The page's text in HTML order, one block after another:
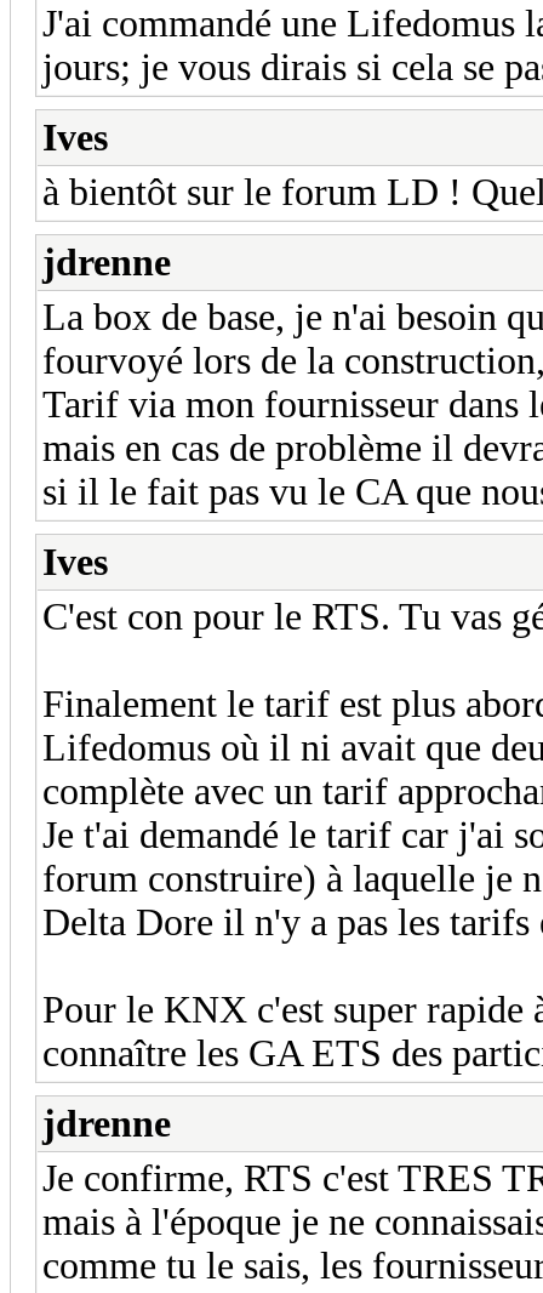
J'ai commandé une Lifedomus
jours; je vous dirais si cela se
Ives
à bientôt sur le forum LD !
jdrenne
La box de base, je n'ai besoin
fourvoyé lors de la
Tarif via mon fournisseur dans
mais en cas de problème il
si il le fait pas vu le CA que
Ives
C'est con pour le RTS. Tu vas
Finalement le tarif est plus
Lifedomus où il ni avait que
complète avec un tarif
Je t'ai demandé le tarif car j'ai
forum construire) à laquelle je
Delta Dore il n'y a pas les
Pour le KNX c'est super rapide
connaître les GA ETS des
jdrenne
Je confirme, RTS c'est TRES
mais à l'époque je ne
comme tu le sais, les